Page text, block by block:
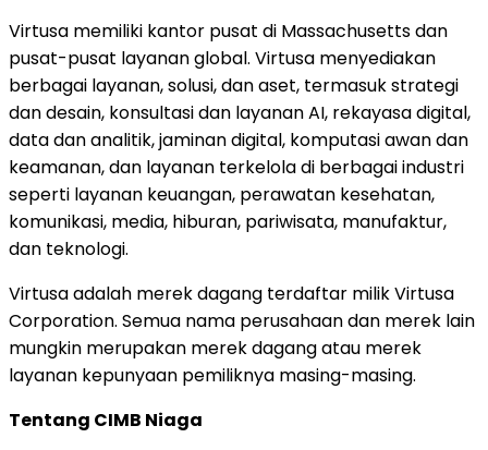
Virtusa memiliki kantor pusat di Massachusetts dan
pusat-pusat layanan global. Virtusa menyediakan
berbagai layanan, solusi, dan aset, termasuk strategi
dan desain, konsultasi dan layanan AI, rekayasa digital,
data dan analitik, jaminan digital, komputasi awan dan
keamanan, dan layanan terkelola di berbagai industri
seperti layanan keuangan, perawatan kesehatan,
komunikasi, media, hiburan, pariwisata, manufaktur,
dan teknologi.
Virtusa adalah merek dagang terdaftar milik Virtusa
Corporation. Semua nama perusahaan dan merek lain
mungkin merupakan merek dagang atau merek
layanan kepunyaan pemiliknya masing-masing.
Tentang CIMB Niaga